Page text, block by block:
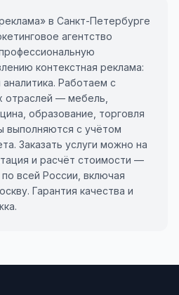
в Санкт-Петербурге
агентство
контекстная реклама:
Работаем с
отраслей — мебель,
образование, торговля
выполняются с учётом
Заказать услуги можно на
и расчёт стоимости —
всей России, включая
Гарантия качества и